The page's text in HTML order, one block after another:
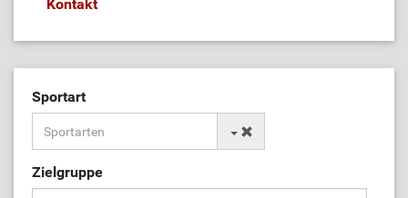
Kontakt
Sportart
Zielgruppe